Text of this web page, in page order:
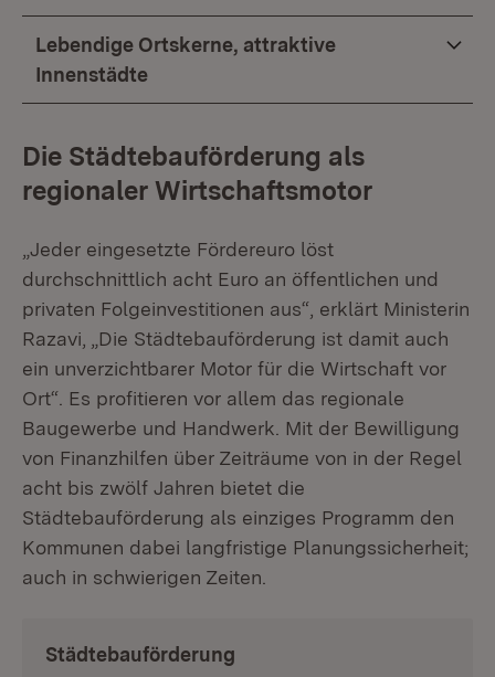
Lebendige Ortskerne, attraktive
Innenstädte
Die Städtebauförderung als
regionaler Wirtschaftsmotor
„Jeder eingesetzte Fördereuro löst
durchschnittlich acht Euro an öffentlichen und
privaten Folgeinvestitionen aus“, erklärt Ministerin
Razavi, „Die Städtebauförderung ist damit auch
ein unverzichtbarer Motor für die Wirtschaft vor
Ort“. Es profitieren vor allem das regionale
Baugewerbe und Handwerk. Mit der Bewilligung
von Finanzhilfen über Zeiträume von in der Regel
acht bis zwölf Jahren bietet die
Städtebauförderung als einziges Programm den
Kommunen dabei langfristige Planungssicherheit;
auch in schwierigen Zeiten.
Städtebauförderung